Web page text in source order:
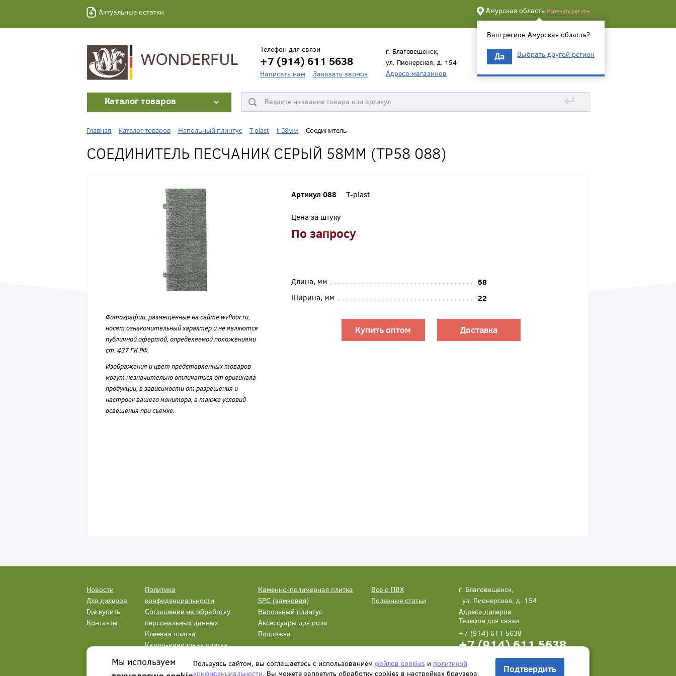
Актуальные остатки Амурская область Изменить регион
Ваш регион Амурская область?
Да Выбрать другой регион
Телефон для связи
+7 (914) 611 5638
Написать нам Заказать звонок
г. Благовещенск,
ул. Пионерская, д. 154
Адреса магазинов
Каталог товаров ↵
Главная Каталог товаров Напольный плинтус T-plast t-58мм Соединитель
СОЕДИНИТЕЛЬ ПЕСЧАНИК СЕРЫЙ 58ММ (ТР58 088)
Фотографии, размещённые на сайте wvfloor.ru,
носят ознакомительный характер и не являются
публичной офертой, определяемой положениями
ст. 437 ГК РФ.
Изображения и цвет представленных товаров
могут незначительно отличаться от оригинала
продукции, в зависимости от разрешения и
настроек вашего монитора, а также условий
освещения при съемке.
Артикул 088 T-plast
Цена за штуку
По запросу
Длина, мм
58
Ширина, мм
22
Купить оптом Доставка
Новости
Для дилеров
Где купить
Контакты
Политика
конфиденциальности
Соглашение на обработку
персональных данных
Клеевая плитка
Кварц-виниловая плитка
Каменно-полимерная плитка
SPC (замковая)
Напольный плинтус
Аксессуары для пола
Подложка
Все о ПВХ
Полезные статьи
г. Благовещенск,
ул. Пионерская, д. 154
Адреса дилеров
Телефон для связи
+7 (914) 611 5638
+7 (914) 611 5638
Написать нам Заказать звонок
Мы используем
Пользуясь сайтом, вы соглашаетесь с использованием файлов cookies и политикой
конфиденциальности. Вы можете запретить обработку сookies в настройках браузера. Подтвердить